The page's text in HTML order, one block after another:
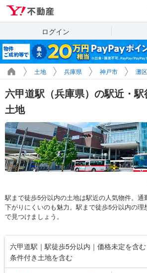
ログイン
土地 兵庫県 神戸市 灘区
六甲道駅（兵庫県）の駅近・
土地
駅まで徒歩5分以内の土地は駅近の人気物件。
下がりにくいのも魅力。駅まで徒歩5分以内の理
で見つけましょう。
六甲道駅｜駅徒歩5分以内｜価格未定を含
条件付き土地を含む